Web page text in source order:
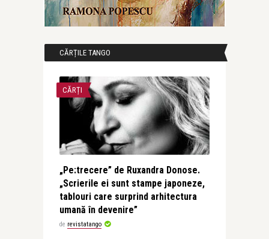
CĂRȚILE TANGO
CĂRȚI
„Pe:trecere” de Ruxandra Donose.
„Scrierile ei sunt stampe japoneze,
tablouri care surprind arhitectura
umană în devenire”
de revistatango